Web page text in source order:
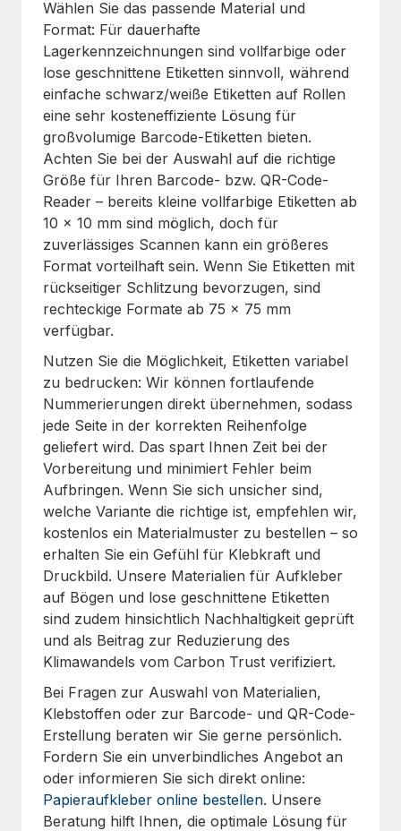
Wählen Sie das passende Material und
Format: Für dauerhafte
Lagerkennzeichnungen sind vollfarbige oder
lose geschnittene Etiketten sinnvoll, während
einfache schwarz/weiße Etiketten auf Rollen
eine sehr kosteneffiziente Lösung für
großvolumige Barcode-Etiketten bieten.
Achten Sie bei der Auswahl auf die richtige
Größe für Ihren Barcode- bzw. QR-Code-
Reader – bereits kleine vollfarbige Etiketten ab
10 x 10 mm sind möglich, doch für
zuverlässiges Scannen kann ein größeres
Format vorteilhaft sein. Wenn Sie Etiketten mit
rückseitiger Schlitzung bevorzugen, sind
rechteckige Formate ab 75 x 75 mm
verfügbar.
Nutzen Sie die Möglichkeit, Etiketten variabel
zu bedrucken: Wir können fortlaufende
Nummerierungen direkt übernehmen, sodass
jede Seite in der korrekten Reihenfolge
geliefert wird. Das spart Ihnen Zeit bei der
Vorbereitung und minimiert Fehler beim
Aufbringen. Wenn Sie sich unsicher sind,
welche Variante die richtige ist, empfehlen wir,
kostenlos ein Materialmuster zu bestellen – so
erhalten Sie ein Gefühl für Klebkraft und
Druckbild. Unsere Materialien für Aufkleber
auf Bögen und lose geschnittene Etiketten
sind zudem hinsichtlich Nachhaltigkeit geprüft
und als Beitrag zur Reduzierung des
Klimawandels vom Carbon Trust verifiziert.
Bei Fragen zur Auswahl von Materialien,
Klebstoffen oder zur Barcode- und QR-Code-
Erstellung beraten wir Sie gerne persönlich.
Fordern Sie ein unverbindliches Angebot an
oder informieren Sie sich direkt online:
Papieraufkleber online bestellen. Unsere
Beratung hilft Ihnen, die optimale Lösung für